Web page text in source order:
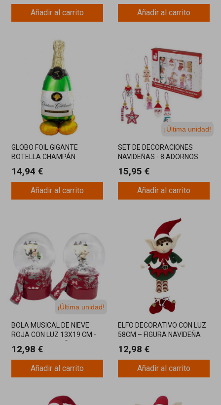
Añadir al carrito Añadir al carrito
GLOBO FOIL GIGANTE
BOTELLA CHAMPÁN
14,94 €
Añadir al carrito
¡Última unidad!
SET DE DECORACIONES
NAVIDEÑAS - 8 ADORNOS
15,95 €
Añadir al carrito
¡Última unidad!
BOLA MUSICAL DE NIEVE
ROJA CON LUZ 13X19 CM -
PAPÁ NOEL O RENO
12,98 €
Añadir al carrito
ELFO DECORATIVO CON LUZ
58CM – FIGURA NAVIDEÑA
12,98 €
Añadir al carrito